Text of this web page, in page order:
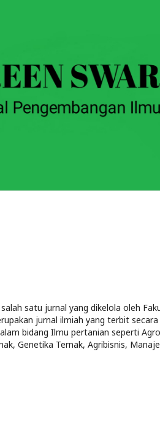
satu jurnal yang dikelola oleh
jurnal ilmiah yang terbit
bidang Ilmu pertanian seperti
Genetika Ternak, Agribisnis,